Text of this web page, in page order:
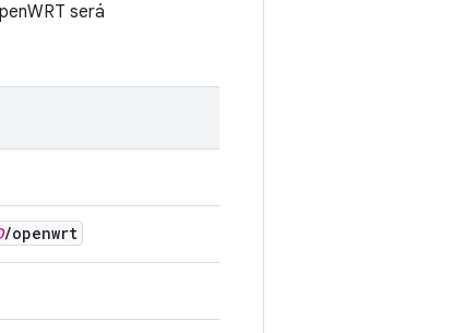
será
/openwrt